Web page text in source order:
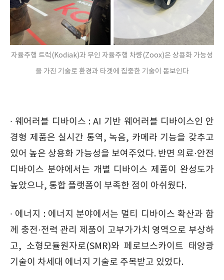
자율주행 트럭(Kodiak)과 무인 자율주행 차량(Zoox)은 상용화 가능성
을 가진 기술로 환경과 타겟에 집중한 기술이 돋보인다
∙ 웨어러블 디바이스 : AI 기반 웨어러블 디바이스인 안
경형 제품은 실시간 통역, 녹음, 카메라 기능을 갖추고
있어 높은 상용화 가능성을 보여주었다. 반면 의료·안전
디바이스 분야에서는 개별 디바이스 제품이 완성도가
높았으나, 통합 플랫폼이 부족한 점이 아쉬웠다.
∙ 에너지 : 에너지 분야에서는 멀티 디바이스 확산과 함
께 충전·전력 관리 제품이 고부가가치 영역으로 부상하
고, 소형모듈원자로(SMR)와 페로브스카이트 태양광
기술이 차세대 에너지 기술로 주목받고 있었다.